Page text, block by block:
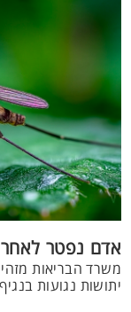
אדם נפטר
משרד הבריאות
יתושות נגועות